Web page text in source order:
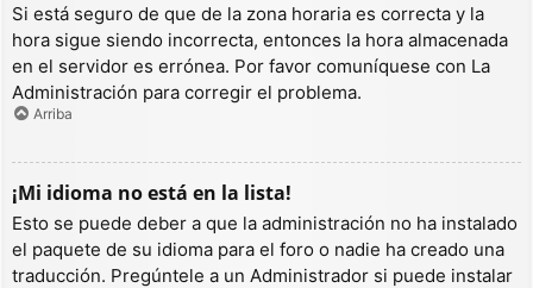
Si está seguro de que de la zona horaria es correcta y la
hora sigue siendo incorrecta, entonces la hora almacenada
en el servidor es errónea. Por favor comuníquese con La
Administración para corregir el problema.
Arriba
¡Mi idioma no está en la lista!
Esto se puede deber a que la administración no ha instalado
el paquete de su idioma para el foro o nadie ha creado una
traducción. Pregúntele a un Administrador si puede instalar